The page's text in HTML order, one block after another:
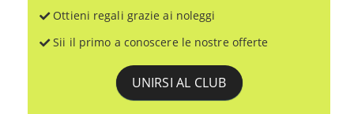
Ottieni regali grazie ai noleggi
Sii il primo a conoscere le nostre offerte
UNIRSI AL CLUB